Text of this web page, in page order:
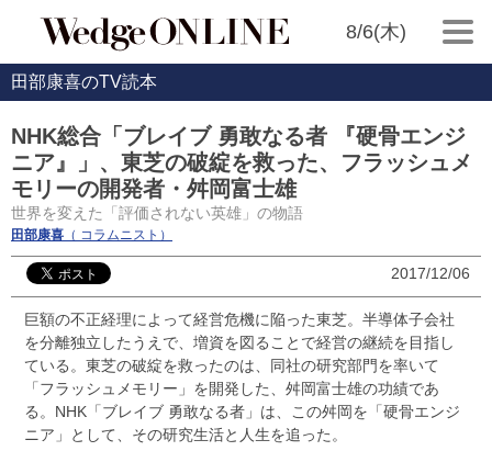
8/6(木)
田部康喜のTV読本
NHK総合「ブレイブ 勇敢なる者 『硬骨エンジ
ニア』」、東芝の破綻を救った、フラッシュメ
モリーの開発者・舛岡富士雄
世界を変えた「評価されない英雄」の物語
田部康喜 （ コラムニスト）
2017/12/06
巨額の不正経理によって経営危機に陥った東芝。半導体子会社
を分離独立したうえで、増資を図ることで経営の継続を目指し
ている。東芝の破綻を救ったのは、同社の研究部門を率いて
「フラッシュメモリー」を開発した、舛岡富士雄の功績であ
る。NHK「ブレイブ 勇敢なる者」は、この舛岡を「硬骨エンジ
ニア」として、その研究生活と人生を追った。